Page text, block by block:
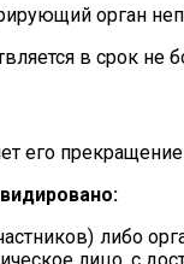
орган
в срок
его
либо